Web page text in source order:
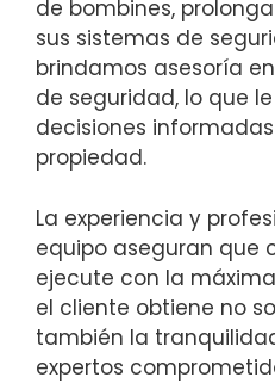
de bombines,
sus sistemas de
brindamos asesoría
de seguridad, lo que
decisiones
propiedad.
La experiencia y
equipo aseguran que
ejecute con la
el cliente obtiene no
también la
expertos